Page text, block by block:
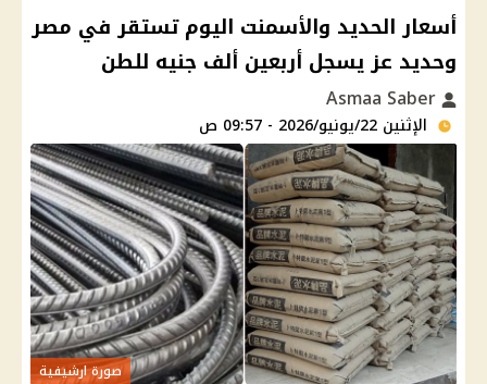
أسعار الحديد والأسمنت اليوم تستقر في مصر
وحديد عز يسجل أربعين ألف جنيه للطن
الإثنين 22/يونيو/2026 - 09:57 ص
صورة ارشيفية